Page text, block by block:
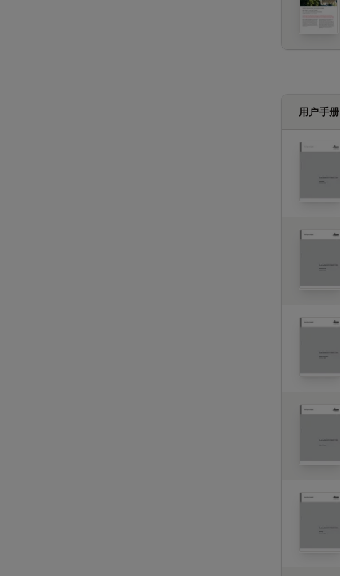
用户手册